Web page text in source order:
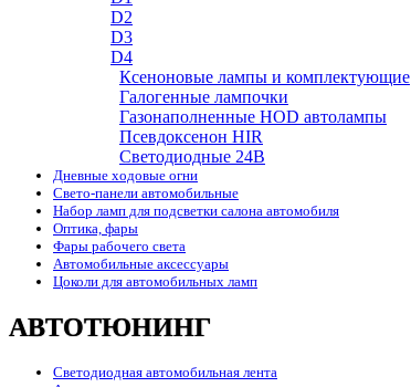
D2
D3
D4
Ксеноновые лампы и комплектующие
Галогенные лампочки
Газонаполненные HOD автолампы
Псевдоксенон HIR
Cветодиодные 24B
Дневные ходовые огни
Свето-панели автомобильные
Набор ламп для подсветки салона автомобиля
Оптика, фары
Фары рабочего света
Автомобильные аксессуары
Цоколи для автомобильных ламп
АВТОТЮНИНГ
Светодиодная автомобильная лента